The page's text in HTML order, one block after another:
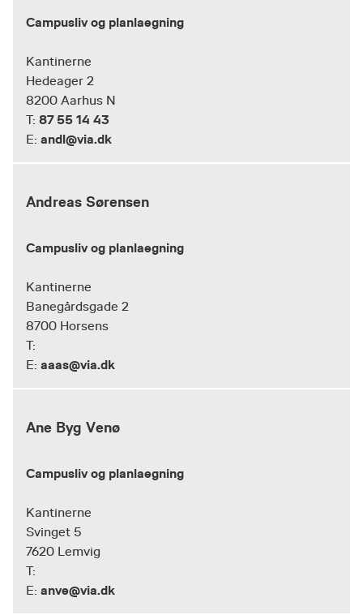
Campusliv og planlaegning
Kantinerne
Hedeager 2
8200 Aarhus N
T: 87 55 14 43
E: andl@via.dk
Andreas Sørensen
Campusliv og planlaegning
Kantinerne
Banegårdsgade 2
8700 Horsens
T:
E: aaas@via.dk
Ane Byg Venø
Campusliv og planlaegning
Kantinerne
Svinget 5
7620 Lemvig
T:
E: anve@via.dk